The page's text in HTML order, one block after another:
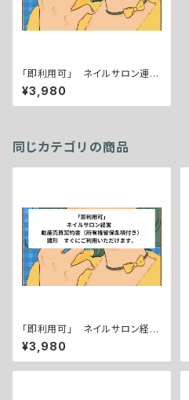
「即利用可」 ネイルサロン運営
業務委託契約書（店長委託型）
雛形 すぐにご利用いただけ
ます。
¥3,980
同じカテゴリの商品
「即利用可」 ネイルサロン経
営 動産売買契約書（所有権留
保条項付き） 雛形 すぐにご
利用いただけます。
¥3,980